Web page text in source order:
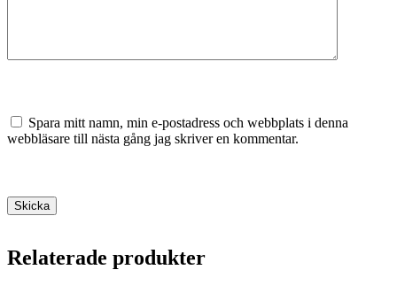
Spara mitt namn, min e-postadress och webbplats i denna
webbläsare till nästa gång jag skriver en kommentar.
Skicka
Relaterade produkter